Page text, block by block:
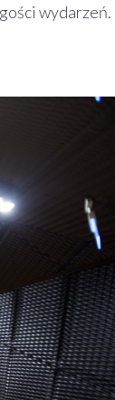
wydarzeń.